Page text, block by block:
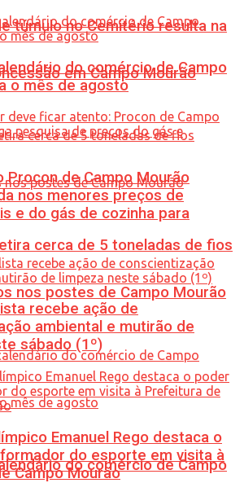
túmulo no Cemitério resulta na
em Campo Mourão
cerca de 5 toneladas de fios
nos postes de Campo Mourão
do comércio de Campo
do comércio de Campo
o mês de agosto
Procon de Campo Mourão
nos menores preços de
e do gás de cozinha para
recebe ação de
ambiental e mutirão de
sábado (1º)
Emanuel Rego destaca o
do esporte em visita à
Campo Mourão